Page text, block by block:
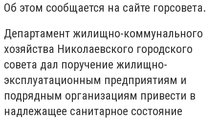
Об этом сообщается на сайте горсовета.
Департамент жилищно-коммунального
хозяйства Николаевского городского
совета дал поручение жилищно-
эксплуатационным предприятиям и
подрядным организациям привести в
надлежащее санитарное состояние